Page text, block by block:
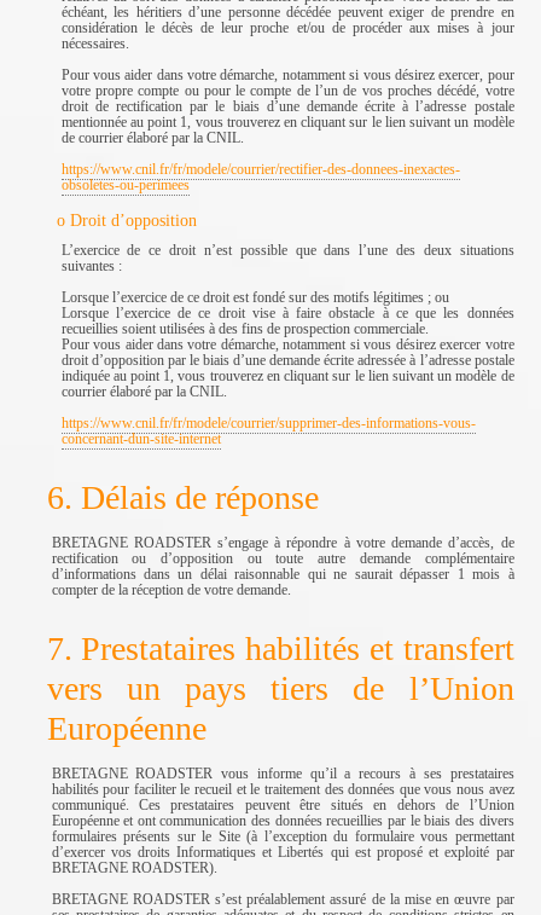
échéant, les héritiers d’une personne décédée peuvent exiger de prendre en
considération le décès de leur proche et/ou de procéder aux mises à jour
nécessaires.
Pour vous aider dans votre démarche, notamment si vous désirez exercer, pour
votre propre compte ou pour le compte de l’un de vos proches décédé, votre
droit de rectification par le biais d’une demande écrite à l’adresse postale
mentionnée au point 1, vous trouverez en cliquant sur le lien suivant un modèle
de courrier élaboré par la CNIL.
https://www.cnil.fr/fr/modele/courrier/rectifier-des-donnees-inexactes-
obsoletes-ou-perimees
o Droit d’opposition
L’exercice de ce droit n’est possible que dans l’une des deux situations
suivantes :
Lorsque l’exercice de ce droit est fondé sur des motifs légitimes ; ou
Lorsque l’exercice de ce droit vise à faire obstacle à ce que les données
recueillies soient utilisées à des fins de prospection commerciale.
Pour vous aider dans votre démarche, notamment si vous désirez exercer votre
droit d’opposition par le biais d’une demande écrite adressée à l’adresse postale
indiquée au point 1, vous trouverez en cliquant sur le lien suivant un modèle de
courrier élaboré par la CNIL.
https://www.cnil.fr/fr/modele/courrier/supprimer-des-informations-vous-
concernant-dun-site-internet
6. Délais de réponse
BRETAGNE ROADSTER s’engage à répondre à votre demande d’accès, de
rectification ou d’opposition ou toute autre demande complémentaire
d’informations dans un délai raisonnable qui ne saurait dépasser 1 mois à
compter de la réception de votre demande.
7. Prestataires habilités et transfert
vers un pays tiers de l’Union
Européenne
BRETAGNE ROADSTER vous informe qu’il a recours à ses prestataires
habilités pour faciliter le recueil et le traitement des données que vous nous avez
communiqué. Ces prestataires peuvent être situés en dehors de l’Union
Européenne et ont communication des données recueillies par le biais des divers
formulaires présents sur le Site (à l’exception du formulaire vous permettant
d’exercer vos droits Informatiques et Libertés qui est proposé et exploité par
BRETAGNE ROADSTER).
BRETAGNE ROADSTER s’est préalablement assuré de la mise en œuvre par